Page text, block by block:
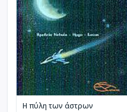
Η πύλη των άστρων